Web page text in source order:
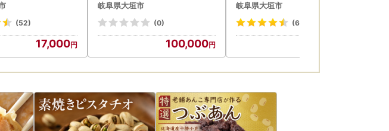
(52)
17,000
る
岐阜県大垣市
(0)
100,000
岐阜県大垣市
(62)